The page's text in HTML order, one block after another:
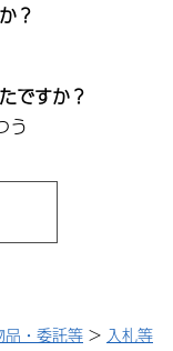
？
ですか？
う
品・委託等 > 入札等